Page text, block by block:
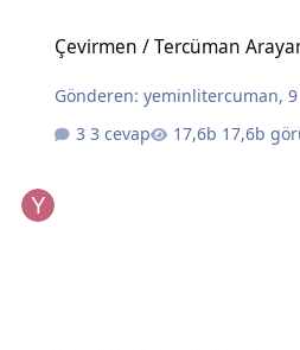
Çevirmen / Tercüman
Gönderen:yeminlitercuman,
3 cevap
17,6b